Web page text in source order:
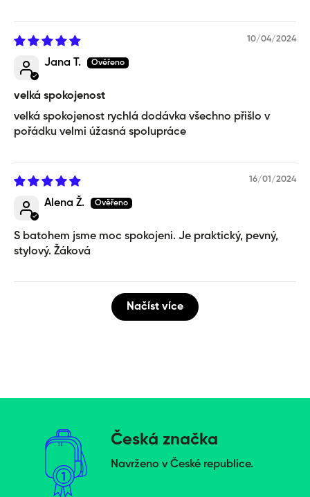
10/04/2024
Jana T.
velká spokojenost
velká spokojenost rychlá dodávka všechno přišlo v
pořádku velmi úžasná spolupráce
16/01/2024
Alena Ž.
S batohem jsme moc spokojeni. Je praktický, pevný,
stylový. Žáková
Načíst více
Česká značka
Navrženo v České republice.